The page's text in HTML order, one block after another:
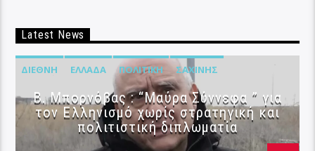
Latest News
ΔΙΕΘΝΉ ΕΛΛΆΔΑ ΠΟΛΙΤΙΚΉ ΣΑΧΊΝΗΣ
B. Μπορνόβας : “Μαύρα Σύννεφα ” για
τον Ελληνισμό χωρίς στρατηγική και
πολιτιστική διπλωματία